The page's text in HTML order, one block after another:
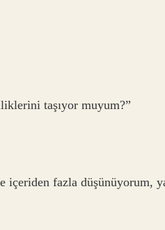
taşıyor muyum?”
içeriden fazla düşünüyorum,